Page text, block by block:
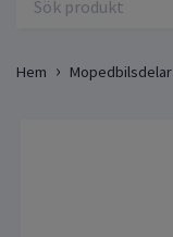
Hem Mopedbilsdelar